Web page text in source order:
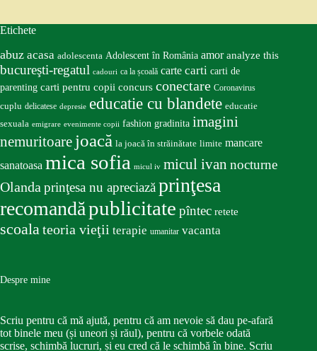
Etichete
abuz acasa adolescenta Adolescent în România amor analyze this
bucureşti-regatul cadouri ca la școală carte carti carti de
parenting carti pentru copii concurs conectare Coronavirus
cuplu delicatese depresie educatie cu blandete educatie
sexuala emigrare evenimente copii fashion gradinita imagini
nemuritoare joacă la joacă în străinătate limite mancare
sanatoasa mica sofia micul iv micul ivan nocturne
Olandaprinţesa nu apreciazăprinţesa
recomandăpublicitate pîntec retete
scoalateoria vieţii terapie umanitar vacanta
Despre mine
Scriu pentru că mă ajută, pentru că am nevoie să dau pe-afară
tot binele meu (și uneori și răul), pentru că vorbele odată
scrise, schimbă lucruri, și eu cred că le schimbă în bine. Scriu